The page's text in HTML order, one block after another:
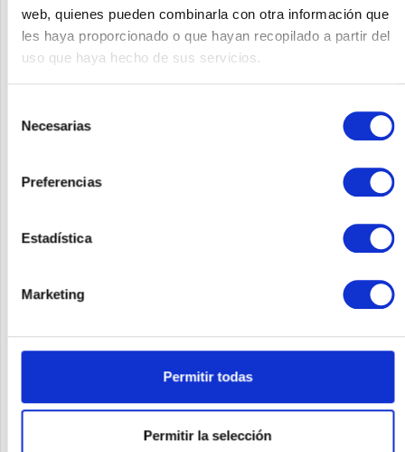
web, quienes pueden combinarla con otra información que
les haya proporcionado o que hayan recopilado a partir del
uso que haya hecho de sus servicios.
Necesarias
Preferencias
Estadística
Marketing
Permitir todas
Permitir la selección
IN DEN WARENKORB